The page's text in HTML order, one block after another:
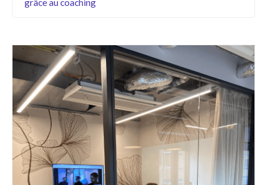
grâce au coaching